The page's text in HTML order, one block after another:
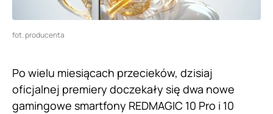
fot. producenta
Po wielu miesiącach przecieków, dzisiaj
oficjalnej premiery doczekały się dwa nowe
gamingowe smartfony REDMAGIC 10 Pro i 10